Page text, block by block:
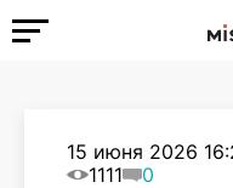
15 июня 2026
1111
0